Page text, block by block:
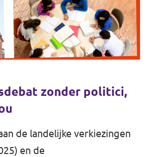
zonder politici,
de landelijke verkiezingen
en de